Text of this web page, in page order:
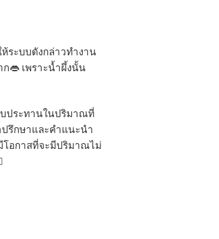
ระบบดังกล่าวทำงาน
👄 เพราะน้ำผึ้งนั้น
ประทานในปริมาณที่
รึกษาและคำแนะนำ
โอกาสที่จะมีปริมาณไม่